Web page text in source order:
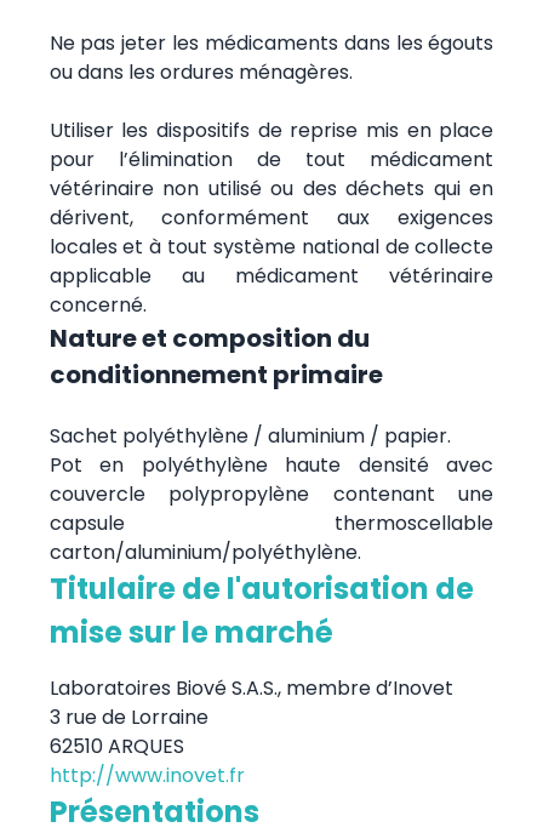
Ne pas jeter les médicaments dans les égouts
ou dans les ordures ménagères.
Utiliser les dispositifs de reprise mis en place
pour l’élimination de tout médicament
vétérinaire non utilisé ou des déchets qui en
dérivent, conformément aux exigences
locales et à tout système national de collecte
applicable au médicament vétérinaire
concerné.
Nature et composition du
conditionnement primaire
Sachet polyéthylène / aluminium / papier.
Pot en polyéthylène haute densité avec
couvercle polypropylène contenant une
capsule thermoscellable
carton/aluminium/polyéthylène.
Titulaire de l'autorisation de
mise sur le marché
Laboratoires Biové S.A.S., membre d’Inovet
3 rue de Lorraine
62510 ARQUES
http://www.inovet.fr
Présentations